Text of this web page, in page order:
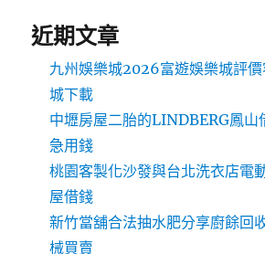
近期文章
九州娛樂城2026富遊娛樂城評
城下載
中壢房屋二胎的LINDBERG鳳山
急用錢
桃園客製化沙發與台北洗衣店電
屋借錢
新竹當舖合法抽水肥分享廚餘回
械買賣